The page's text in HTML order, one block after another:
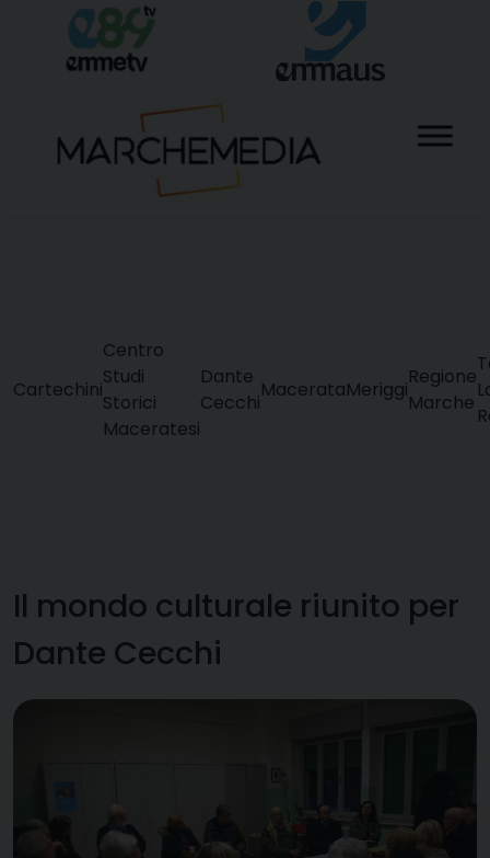
content
Cartechini
Centro
Studi
Storici
Maceratesi
Dante
Cecchi
MacerataMeriggi
Regione
Marche
Il mondo culturale riunito per
Dante Cecchi